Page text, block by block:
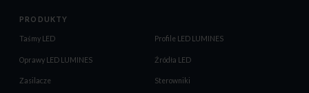
PRODUKTY
Taśmy LED Profile LED LUMINES
Oprawy LED LUMINES Źródła LED
Zasilacze Sterowniki